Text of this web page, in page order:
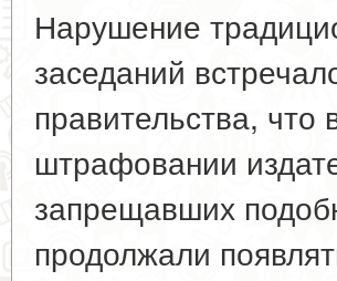
Нарушение
заседаний
правительства,
штрафовании
запрещавших
продолжали